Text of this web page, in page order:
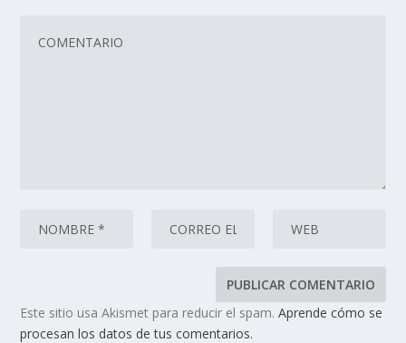
Este sitio usa Akismet para reducir el spam.Aprende cómo se
procesan los datos de tus comentarios.